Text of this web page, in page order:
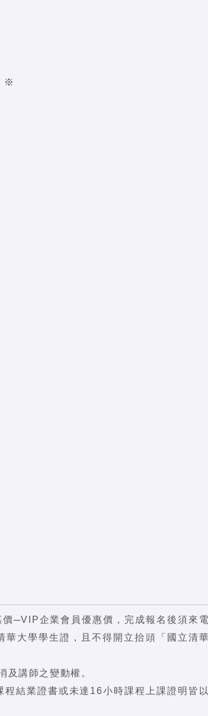
※
─VIP企業會員優惠價，完成報名後須來
大學學生證，且不得開立抬頭「國立清
及講師之變動權。
結業證書或未達16小時課程上課證明皆